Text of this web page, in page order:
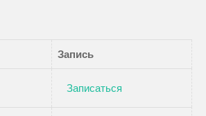
Запись
Записаться